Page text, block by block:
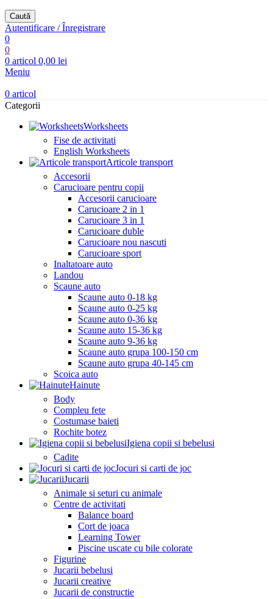
Caută
Autentificare / Înregistrare
0
0
0 articol 0,00 lei
Meniu
0 articol
Categorii
Worksheets
Fise de activitati
English Worksheets
Articole transport
Accesorii
Carucioare pentru copii
Accesorii carucioare
Carucioare 2 in 1
Carucioare 3 in 1
Carucioare duble
Carucioare nou nascuti
Carucioare sport
Inaltatoare auto
Landou
Scaune auto
Scaune auto 0-18 kg
Scaune auto 0-25 kg
Scaune auto 0-36 kg
Scaune auto 15-36 kg
Scaune auto 9-36 kg
Scaune auto grupa 100-150 cm
Scaune auto grupa 40-145 cm
Scoica auto
Hainute
Body
Compleu fete
Costumase baieti
Rochite botez
Igiena copii si bebelusi
Cadite
Jocuri si carti de joc
Jucarii
Animale si seturi cu animale
Centre de activitati
Balance board
Cort de joaca
Learning Tower
Piscine uscate cu bile colorate
Figurine
Jucarii bebelusi
Jucarii creative
Jucarii de constructie